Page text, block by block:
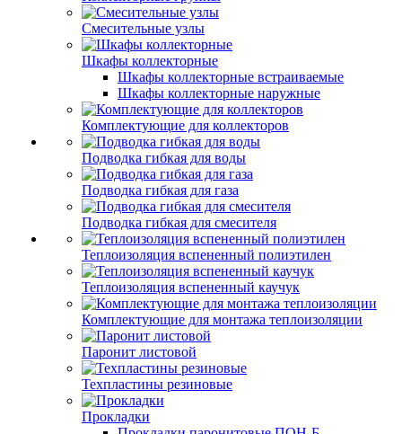
Смесительные узлы
Шкафы коллекторные
Шкафы коллекторные встраиваемые
Шкафы коллекторные наружные
Комплектующие для коллекторов
Подводка гибкая для воды
Подводка гибкая для газа
Подводка гибкая для смесителя
Теплоизоляция вспененный полиэтилен
Теплоизоляция вспененный каучук
Комплектующие для монтажа теплоизоляции
Паронит листовой
Техпластины резиновые
Прокладки